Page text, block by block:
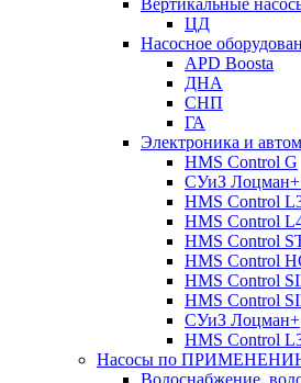
Вертикальные
ЦД
Насосное
APD Boosta
ДНА
СНП
ГА
Электроника и
HMS Control G
СУиЗ
HMS Control
HMS Control
HMS Control
HMS Control
HMS Control
HMS Control
СУиЗ Лоцман+
HMS Control
Насосы по
Водоснабжение,